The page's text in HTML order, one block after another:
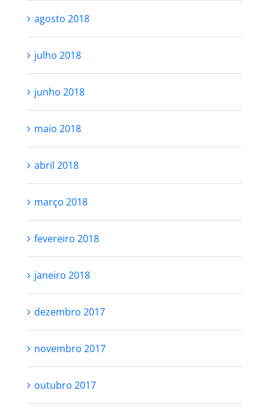
agosto 2018
julho 2018
junho 2018
maio 2018
abril 2018
março 2018
fevereiro 2018
janeiro 2018
dezembro 2017
novembro 2017
outubro 2017